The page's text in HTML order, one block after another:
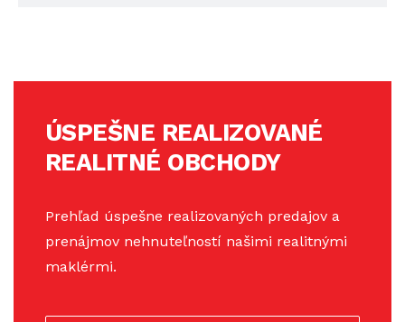
ÚSPEŠNE REALIZOVANÉ
REALITNÉ OBCHODY
Prehľad úspešne realizovaných predajov a
prenájmov nehnuteľností našimi realitnými
maklérmi.